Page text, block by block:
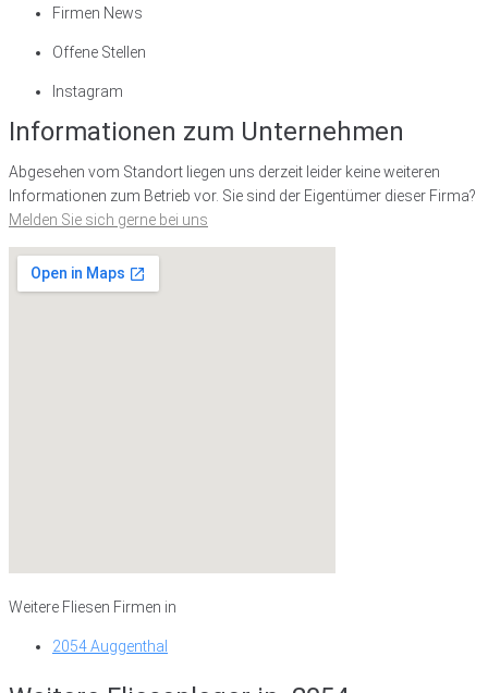
Firmen News
Offene Stellen
Instagram
Informationen zum Unternehmen
Abgesehen vom Standort liegen uns derzeit leider keine weiteren
Informationen zum Betrieb vor. Sie sind der Eigentümer dieser Firma?
Melden Sie sich gerne bei uns
Weitere Fliesen Firmen in
2054 Auggenthal